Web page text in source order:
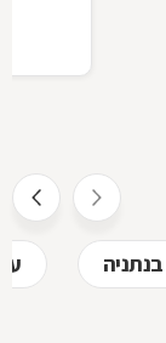
חוזר,
לקבל,
בשמכם
בנתניה